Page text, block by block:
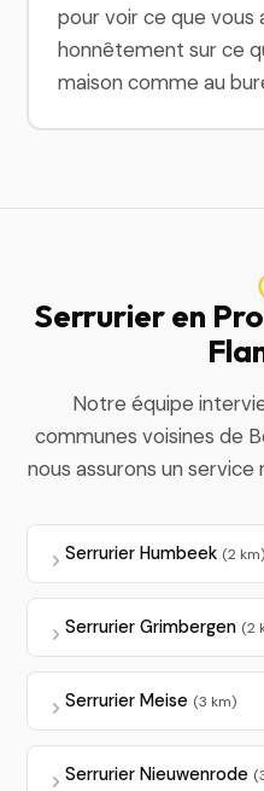
pour voir ce que vous
honnêtement sur ce
maison comme au
Serrurier en
Notre équipe
communes voisines de
nous assurons un
Serrurier Humbeek (2 km)
Serrurier Grimbergen (2
Serrurier Meise (3 km)
Serrurier Nieuwenrode